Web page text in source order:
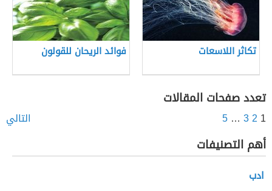
تكاثر اللاسعات فوائد الريحان للقولون
تعدد صفحات المقالات
1
2
3
…
5 التالي
أهم التصنيفات
ادب